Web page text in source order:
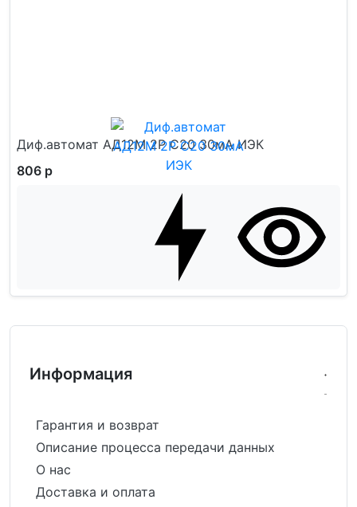
Диф.автомат АД12М 2Р С20 30мА ИЭК
806 р
Информация
Гарантия и возврат
Описание процесса передачи данных
О нас
Доставка и оплата